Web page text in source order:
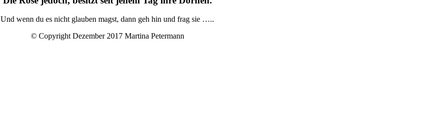
Und wenn du es nicht glauben magst, dann geh hin und frag sie …..
© Copyright Dezember 2017 Martina Petermann